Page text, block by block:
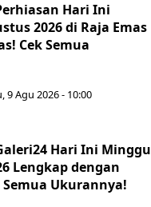
Hari Ini
2026 di Raja Emas
Cek Semua
9 Agu 2026 - 10:00
Hari Ini Minggu
Lengkap dengan
Semua Ukurannya!